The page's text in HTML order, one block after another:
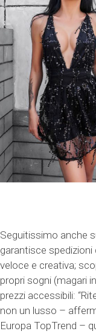
Seguitissimo anche
garantisce spedizioni
veloce e creativa;
propri sogni (magari
prezzi accessibili:
non un lusso –
Europa TopTrend –